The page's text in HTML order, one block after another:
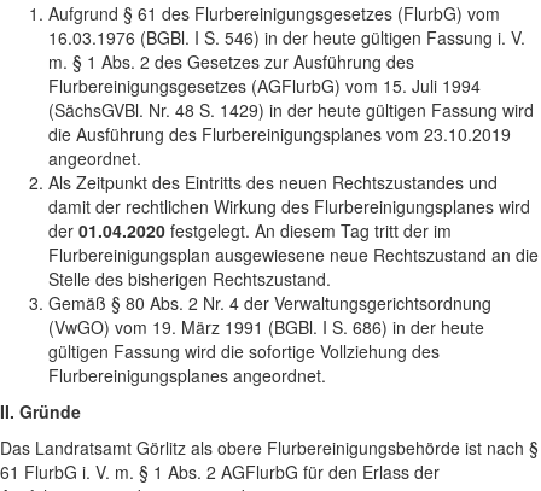
Aufgrund § 61 des Flurbereinigungsgesetzes (FlurbG) vom
16.03.1976 (BGBl. I S. 546) in der heute gültigen Fassung i. V.
m. § 1 Abs. 2 des Gesetzes zur Ausführung des
Flurbereinigungsgesetzes (AGFlurbG) vom 15. Juli 1994
(SächsGVBl. Nr. 48 S. 1429) in der heute gültigen Fassung wird
die Ausführung des Flurbereinigungsplanes vom 23.10.2019
angeordnet.
Als Zeitpunkt des Eintritts des neuen Rechtszustandes und
damit der rechtlichen Wirkung des Flurbereinigungsplanes wird
der 01.04.2020 festgelegt. An diesem Tag tritt der im
Flurbereinigungsplan ausgewiesene neue Rechtszustand an die
Stelle des bisherigen Rechtszustand.
Gemäß § 80 Abs. 2 Nr. 4 der Verwaltungsgerichtsordnung
(VwGO) vom 19. März 1991 (BGBl. I S. 686) in der heute
gültigen Fassung wird die sofortige Vollziehung des
Flurbereinigungsplanes angeordnet.
II. Gründe
Das Landratsamt Görlitz als obere Flurbereinigungsbehörde ist nach §
61 FlurbG i. V. m. § 1 Abs. 2 AGFlurbG für den Erlass der